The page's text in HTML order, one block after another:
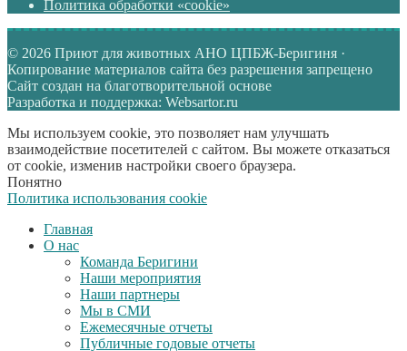
Политика обработки «cookie»
© 2026 Приют для животных АНО ЦПБЖ-Беригиня ·
Копирование материалов сайта без разрешения запрещено
Сайт создан на благотворительной основе
Разработка и поддержка: Websartor.ru
Мы используем cookie, это позволяет нам улучшать
взаимодействие посетителей с сайтом. Вы можете отказаться
от cookie, изменив настройки своего браузера.
Понятно
Политика использования cookie
Главная
О нас
Команда Беригини
Наши мероприятия
Наши партнеры
Мы в СМИ
Ежемесячные отчеты
Публичные годовые отчеты